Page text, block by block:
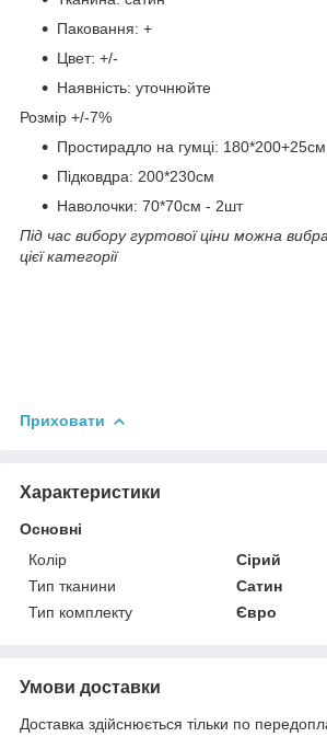
Паковання: +
Цвет: +/-
Наявність: уточнюйте
Розмір +/-7%
Простирадло на гумці: 180*200+25см
Підковдра: 200*230см
Наволочки: 70*70см - 2шт
Під час вибору гуртової ціни можна
цієї категорії
Приховати
Характеристики
Основні
Колір
Сірий
Тип тканини
Сатин
Тип комплекту
Євро
Умови доставки
Доставка здійснюється тільки по